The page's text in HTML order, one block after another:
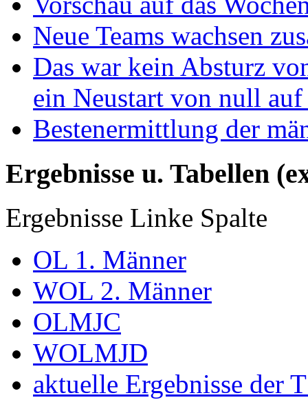
Neue Teams wachsen
Das war kein Absturz
ein Neustart von null auf
Bestenermittlung der
Ergebnisse u. Tabellen
Ergebnisse Linke Spalte
OL 1. Männer
WOL 2. Männer
OLMJC
WOLMJD
aktuelle Ergebnisse der